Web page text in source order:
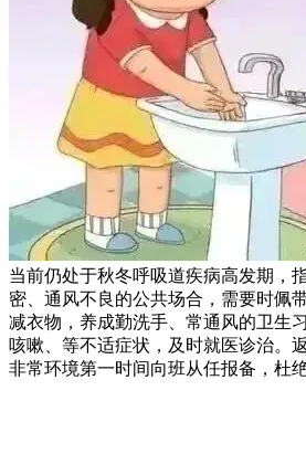
当前仍处于秋冬呼吸道疾病高发期，
密、通风不良的公共场合，需要时佩
减衣物，养成勤洗手、常通风的卫生
咳嗽、等不适症状，及时就医诊治。
非常环境第一时间向班从任报备，杜